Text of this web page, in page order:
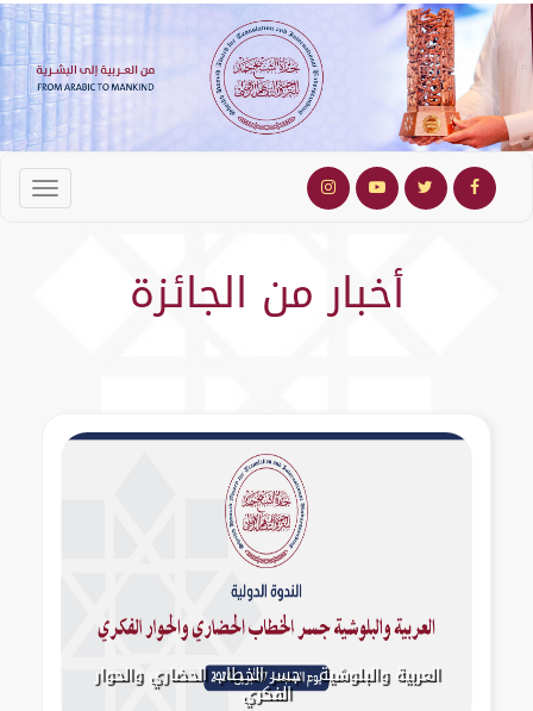
أخبار من الجائزة
العربية والبلوشية - جسر الخطاب الحضاري والحوار
الفكري